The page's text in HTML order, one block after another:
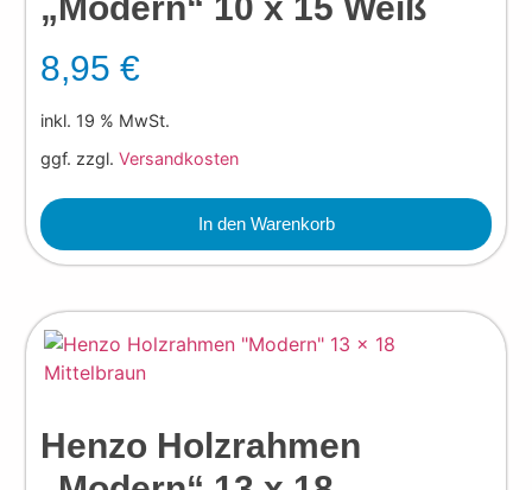
8,95€
inkl. 19 % MwSt.
ggf. zzgl.Versandkosten
In den Warenkorb
Henzo Holzrahmen